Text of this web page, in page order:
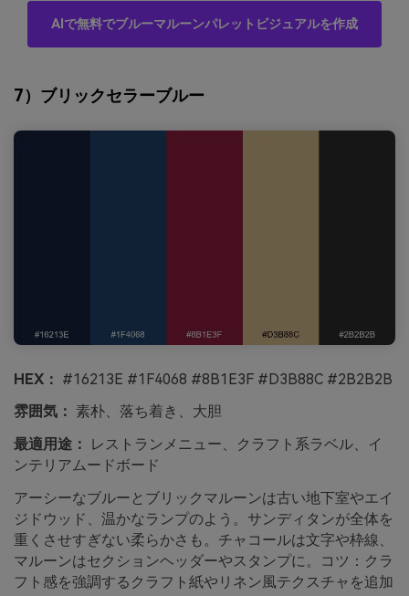
AIで無料でブルーマルーンパレットビジュアルを作成
7）ブリックセラーブルー
HEX： #16213E #1F4068 #8B1E3F #D3B88C #2B2B2B
雰囲気： 素朴、落ち着き、大胆
最適用途：
レストランメニュー、クラフト系ラベル、イ
ンテリアムードボード
アーシーなブルーとブリックマルーンは古い地下室やエイ
ジドウッド、温かなランプのよう。サンディタンが全体を
重くさせすぎない柔らかさも。チャコールは文字や枠線、
マルーンはセクションヘッダーやスタンプに。コツ：クラ
フト感を強調するクラフト紙やリネン風テクスチャを追加